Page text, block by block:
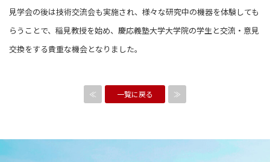
見学会の後は技術交流会も実施され、様々な研究中の機器を体験しても
らうことで、稲見教授を始め、慶応義塾大学大学院の学生と交流・意見
交換をする貴重な機会となりました。
≪ 一覧に戻る ≫